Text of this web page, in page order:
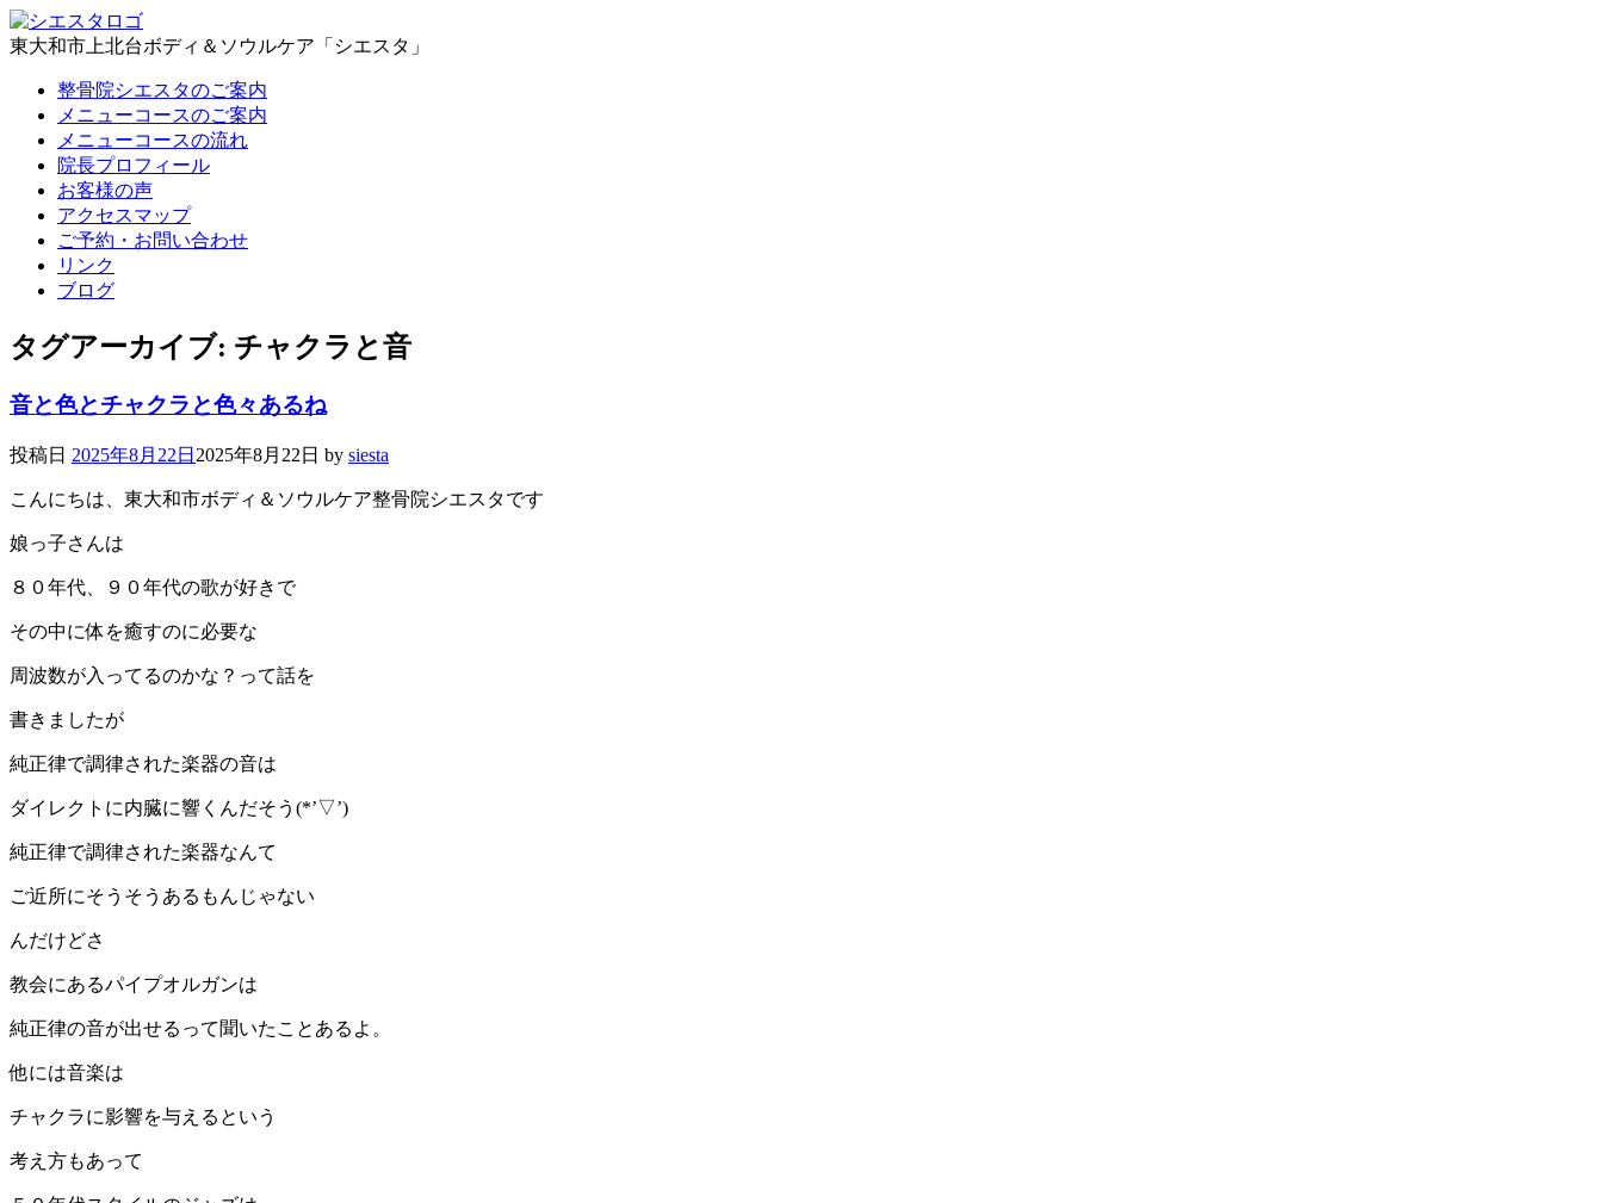
東大和市上北台ボディ＆ソウルケア「シエスタ」
整骨院シエスタのご案内
メニューコースのご案内
メニューコースの流れ
院長プロフィール
お客様の声
アクセスマップ
ご予約・お問い合わせ
リンク
ブログ
タグアーカイブ: チャクラと音
音と色とチャクラと色々あるね
投稿日 2025年8月22日 2025年8月22日 by siesta
こんにちは、東大和市ボディ＆ソウルケア整骨院シエスタです
娘っ子さんは
８０年代、９０年代の歌が好きで
その中に体を癒すのに必要な
周波数が入ってるのかな？って話を
書きましたが
純正律で調律された楽器の音は
ダイレクトに内臓に響くんだそう(*’▽’)
純正律で調律された楽器なんて
ご近所にそうそうあるもんじゃない
んだけどさ
教会にあるパイプオルガンは
純正律の音が出せるって聞いたことあるよ。
他には音楽は
チャクラに影響を与えるという
考え方もあって